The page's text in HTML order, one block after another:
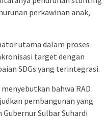
perkawinan anak,
utama dalam proses
target dengan
SDGs yang terintegrasi.
bahwa RAD
pembangunan yang
Sulbar Suhardi